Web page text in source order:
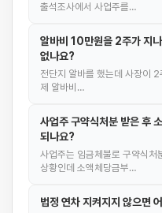
출석조사에서 사업주를…
알바비 10만원을 2주가 지
없나요?
전단지 알바를 했는데 사장이
제 알바비…
사업주 구약식처분 받은 후
되나요?
사업주는 임금체불로 구약식
상황인데 소액체당금부…
법정 연차 지켜지지 않으면